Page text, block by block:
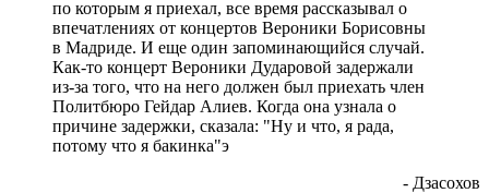
по которым я приехал, все время рассказывал о
впечатлениях от концертов Вероники Борисовны
в Мадриде. И еще один запоминающийся случай.
Как-то концерт Вероники Дударовой задержали
из-за того, что на него должен был приехать член
Политбюро Гейдар Алиев. Когда она узнала о
причине задержки, сказала: "Ну и что, я рада,
потому что я бакинка"э
- Дзасохов